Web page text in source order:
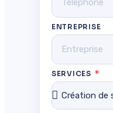
ENTREPRISE
SERVICES